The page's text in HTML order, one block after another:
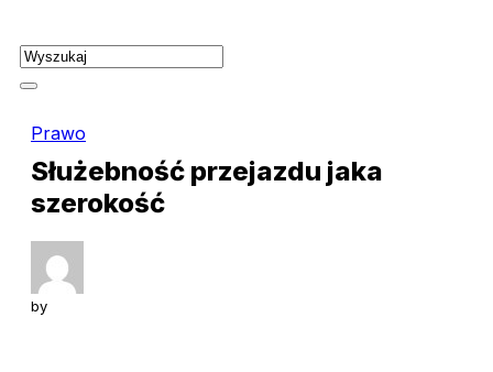
to
content
Prawo
Służebność przejazdu jaka
szerokość
by